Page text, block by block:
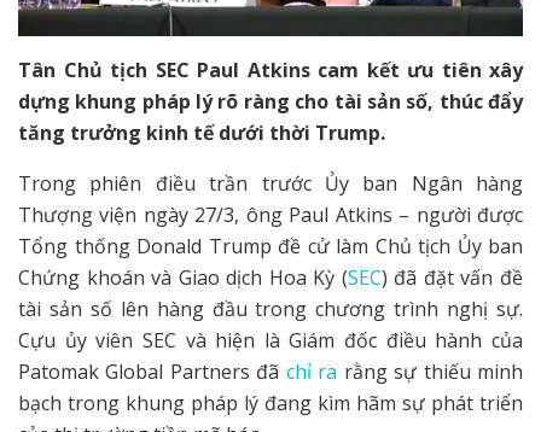
Tân Chủ tịch SEC Paul Atkins cam kết ưu tiên xây
dựng khung pháp lý rõ ràng cho tài sản số, thúc đẩy
tăng trưởng kinh tế dưới thời Trump.
Trong phiên điều trần trước Ủy ban Ngân hàng
Thượng viện ngày 27/3, ông Paul Atkins – người được
Tổng thống Donald Trump đề cử làm Chủ tịch Ủy ban
Chứng khoán và Giao dịch Hoa Kỳ (SEC) đã đặt vấn đề
tài sản số lên hàng đầu trong chương trình nghị sự.
Cựu ủy viên SEC và hiện là Giám đốc điều hành của
Patomak Global Partners đã chỉ ra rằng sự thiếu minh
bạch trong khung pháp lý đang kìm hãm sự phát triển